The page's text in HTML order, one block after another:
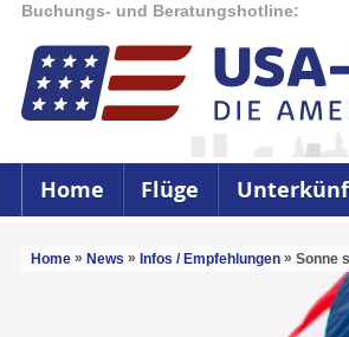
Buchungs- und Beratungshotline:
Home Flüge
Home » News » Infos / Empfehlungen » Sonne